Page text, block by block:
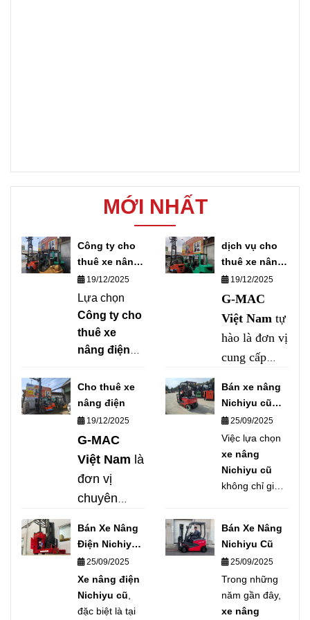
MỚI NHẤT
Công ty cho
thuê xe nâng
điện
19/12/2025
Lựa chọn
Công ty cho
thuê xe
nâng điện
nghiệp nhằm
tối ưu ngân
sách và vận
hành hiệu
quả. G-MAC
hào là đơn vị
hàng đầu
trong lĩnh vực
cho thuê xe
nâng điện
uy tín – giá
tốt – nhanh
chóng trên
dịch vụ cho
thuê xe nâng
điện chuyên
nghiệp
19/12/2025
G-MAC
Việt Nam tự
hào là đơn vị
cung cấp
nâng điện
chuyên
nghiệp, đa
dạng tải
trọng, đáp
mọi nhu cầu
nâng hạ
trong nhà
xưởng, kho
logistics, khu
Cho thuê xe
nâng điện
19/12/2025
G-MAC
Việt Nam là
đơn vị
chuyên
dịch vụ
cho thuê
xe nâng
điện
chuyên
Bán xe nâng
Nichiyu cũ
chất lượng
25/09/2025
Việc lựa chọn
xe nâng
Nichiyu cũ
không chỉ giúp
phí mà còn
đảm bảo hiệu
quả vận hành
trong dài hạn.
Nếu bạn đang
cần tìmxe
Bán Xe Nâng
Điện Nichiyu
Cũ25/09/2025
Xe nâng điện
Nichiyu cũ
đặc biệt là tại
Bán Xe Nâng
Nichiyu Cũ
25/09/2025
Trong những
năm gần đây,
xe nâng